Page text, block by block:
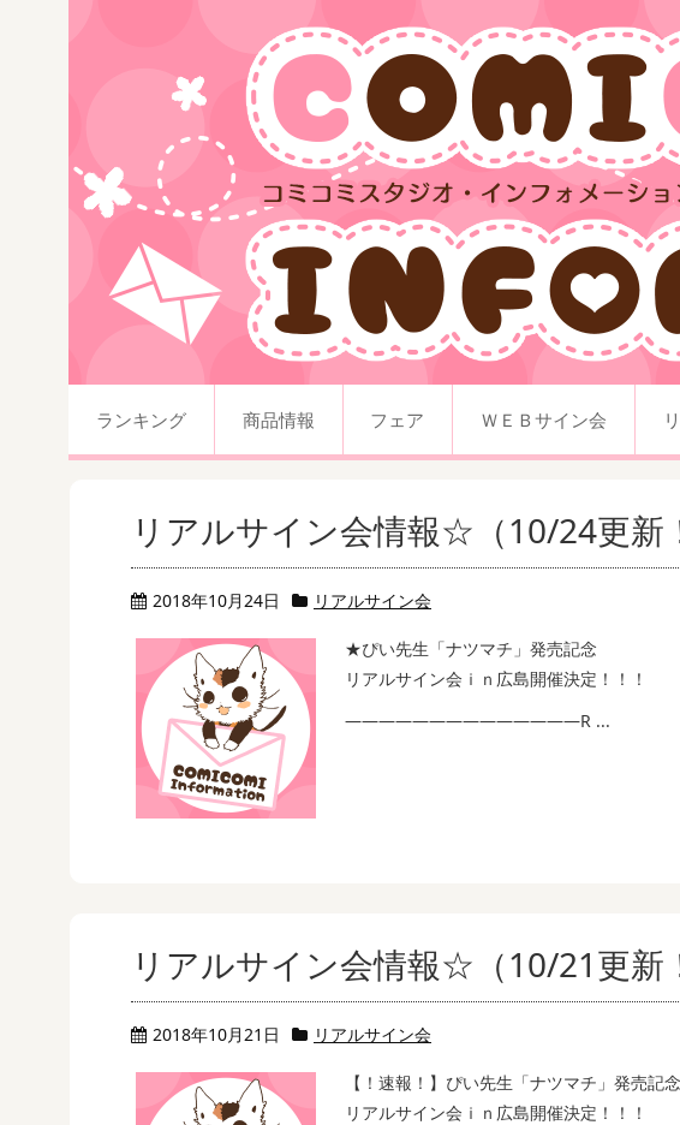
ランキング 商品情報 フェア ＷＥＢサイン会
リアルサイン会情報☆（10/24更新
2018年10月24日 リアルサイン会
★ぴい先生「ナツマチ」発売記念
リアルサイン会ｉｎ広島開催決定！！！
——————————————R ...
リアルサイン会情報☆（10/21更新
2018年10月21日 リアルサイン会
【！速報！】ぴい先生「ナツマチ」発売記念
リアルサイン会ｉｎ広島開催決定！！！